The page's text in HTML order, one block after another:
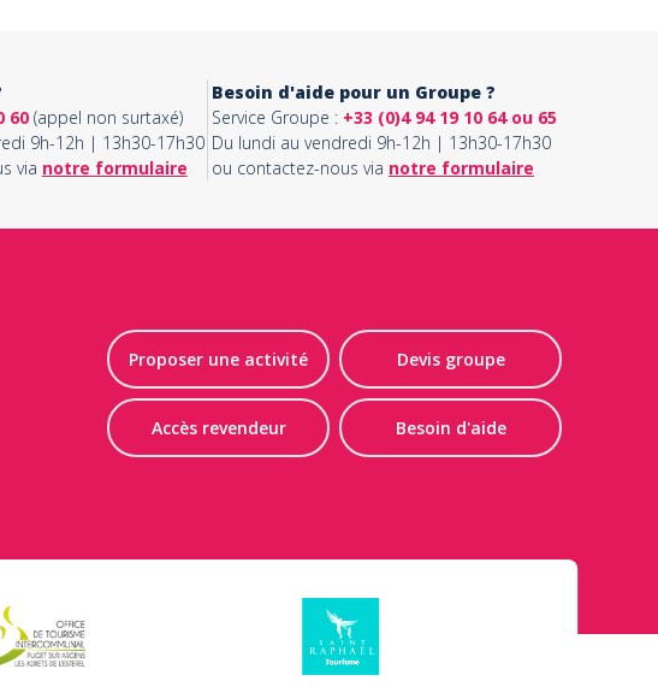
60(appel non surtaxé)
9h-12h | 13h30-17h30
via notre formulaire
Besoin d'aide pour un Groupe ?
Service Groupe : +33 (0)4 94 19 10 64 ou 65
Du lundi au vendredi 9h-12h | 13h30-17h30
ou contactez-nous via notre formulaire
Proposer une activité Devis groupe
Accès revendeur Besoin d'aide